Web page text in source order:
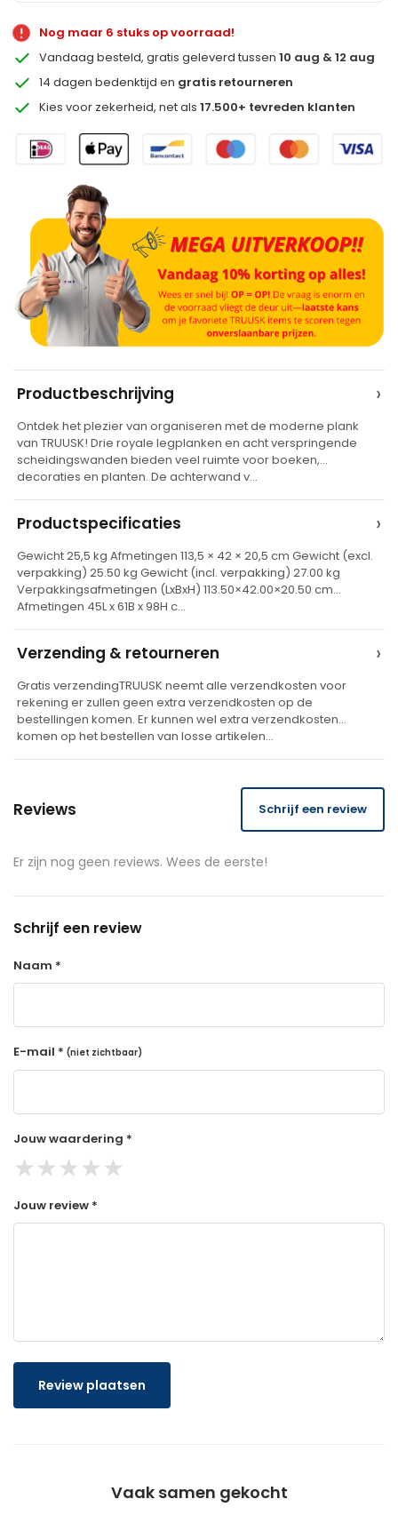
Nog maar 6 stuks op voorraad!
Vandaag besteld, gratis geleverd tussen10 aug & 12 aug
14 dagen bedenktijd en gratis retourneren
Kies voor zekerheid, net als17.500+ tevreden klanten
t
e
r
a
t
v
e
Productbeschrijving ›
Ontdek het plezier van organiseren met de moderne plank
van TRUUSK! Drie royale legplanken en acht verspringende
scheidingswanden bieden veel ruimte voor boeken,
decoraties en planten. De achterwand v…
Productspecificaties ›
Gewicht 25,5 kg Afmetingen 113,5 × 42 × 20,5 cm Gewicht (excl.
verpakking) 25.50 kg Gewicht (incl. verpakking) 27.00 kg
Verpakkingsafmetingen (LxBxH) 113.50×42.00×20.50 cm
Afmetingen 45L x 61B x 98H c…
Verzending & retourneren ›
Gratis verzendingTRUUSK neemt alle verzendkosten voor
rekening er zullen geen extra verzendkosten op de
bestellingen komen. Er kunnen wel extra verzendkosten
komen op het bestellen van losse artikelen…
Reviews Schrijf een review
Er zijn nog geen reviews. Wees de eerste!
Schrijf een review
Naam *
E-mail * (niet zichtbaar)
Jouw waardering *
★★★★★
Jouw review *
Review plaatsen
Vaak samen gekocht